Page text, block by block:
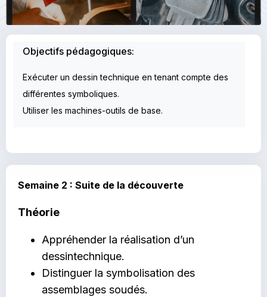
Objectifs pédagogiques:
Exécuter un dessin technique en tenant compte des
différentes symboliques.
Utiliser les machines-outils de base.
Semaine 2 : Suite de la découverte
Théorie
Appréhender la réalisation d’un
dessintechnique.
Distinguer la symbolisation des
assemblages soudés.